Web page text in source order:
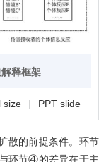
释框架
size | PPT slide
散的前提条件。环节
环节④的差异在于主